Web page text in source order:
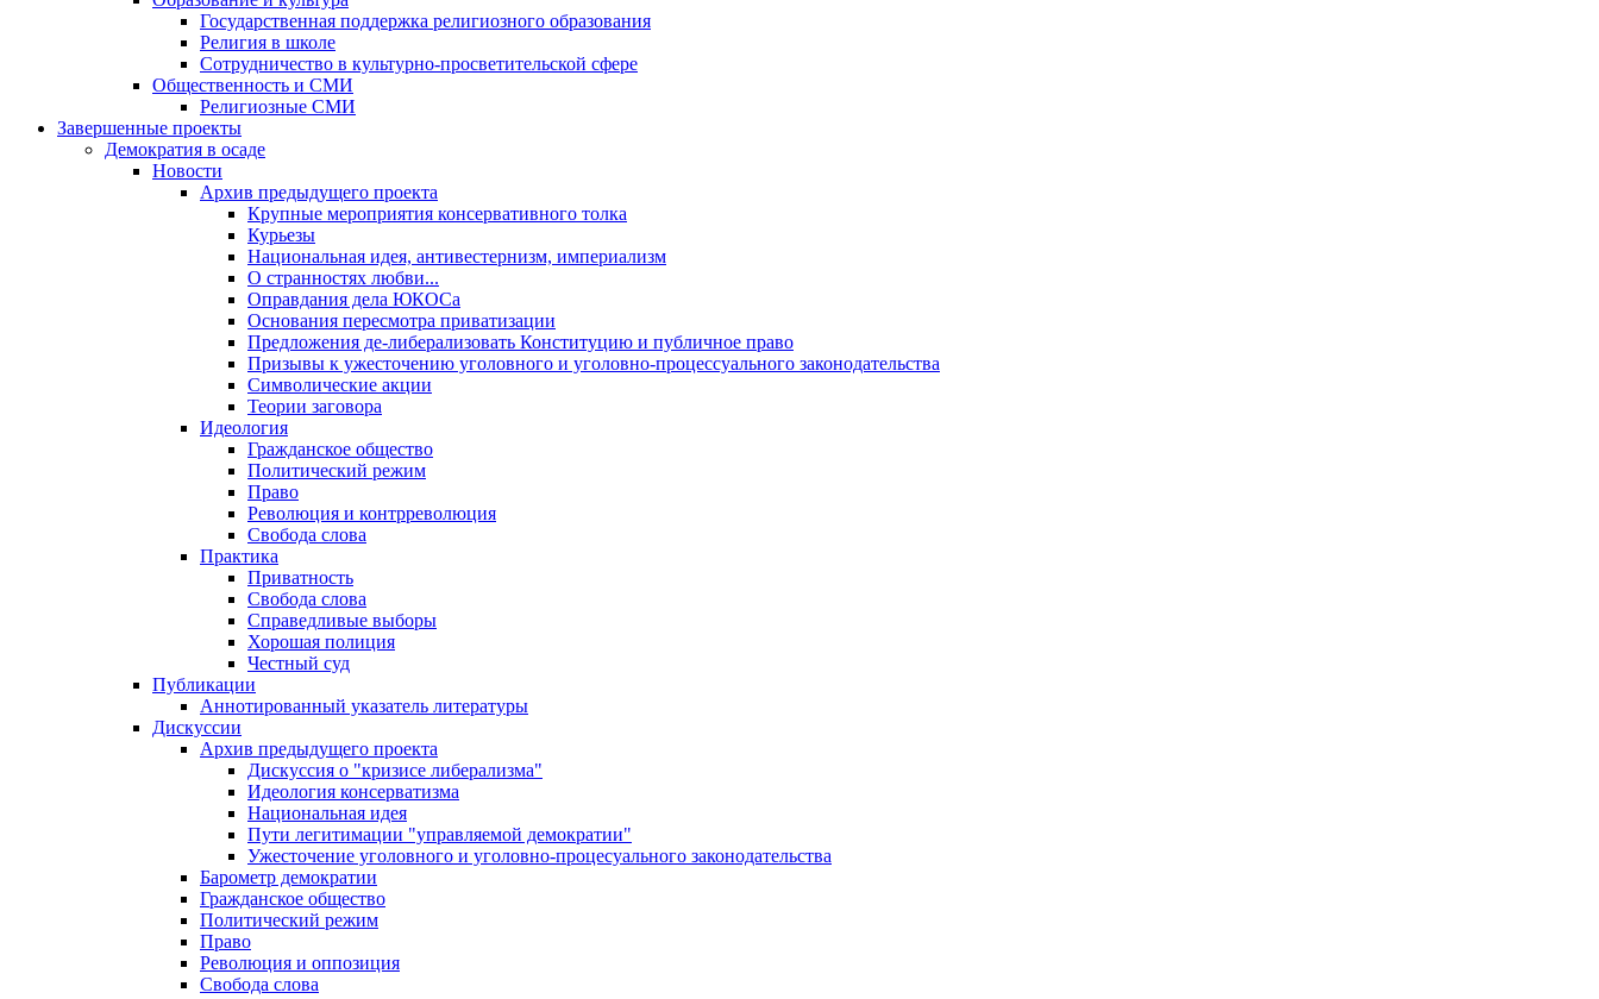
Государственная поддержка религиозного образования
Религия в школе
Сотрудничество в культурно-просветительской сфере
Общественность и СМИ
Религиозные СМИ
Завершенные проекты
Демократия в осаде
Новости
Архив предыдущего проекта
Крупные мероприятия консервативного толка
Курьезы
Национальная идея, антивестернизм, империализм
О странностях любви...
Оправдания дела ЮКОСа
Основания пересмотра приватизации
Предложения де-либерализовать Конституцию и публичное право
Призывы к ужесточению уголовного и уголовно-процессуального законодательства
Символические акции
Теории заговора
Идеология
Гражданское общество
Политический режим
Право
Революция и контрреволюция
Свобода слова
Практика
Приватность
Свобода слова
Справедливые выборы
Хорошая полиция
Честный суд
Публикации
Аннотированный указатель литературы
Дискуссии
Архив предыдущего проекта
Дискуссия о "кризисе либерализма"
Идеология консерватизма
Национальная идея
Пути легитимации "управляемой демократии"
Ужесточение уголовного и уголовно-процесуального законодательства
Барометр демократии
Гражданское общество
Политический режим
Право
Революция и оппозиция
Свобода слова